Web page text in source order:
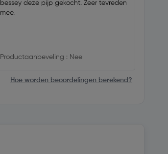
bessey deze pijp gekocht. Zeer tevreden
mee.
Productaanbeveling : Nee
Hoe worden beoordelingen berekend?